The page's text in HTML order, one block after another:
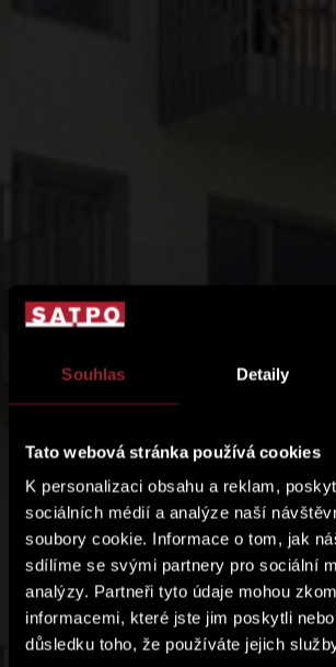
Souhlas Detaily
Tato webová stránka používá cookies
K personalizaci obsahu a reklam,
sociálních médií a analýze naší
soubory cookie. Informace o tom, jak
sdílíme se svými partnery pro sociální
analýzy. Partneři tyto údaje mohou
informacemi, které jste jim poskytli
důsledku toho, že používáte jejich
Rezidence
Praha 6 →
Rezidence
Praha 5 →